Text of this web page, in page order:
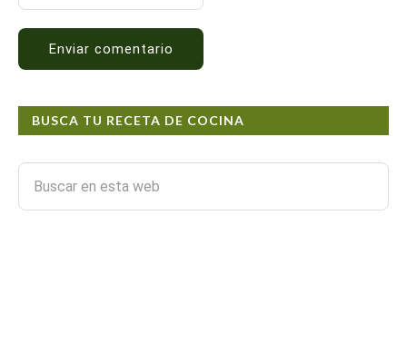
BUSCA TU RECETA DE COCINA